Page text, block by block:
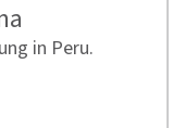
in Peru.